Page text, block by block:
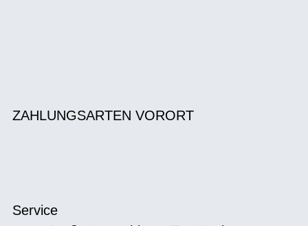
ZAHLUNGSARTEN VORORT
Service